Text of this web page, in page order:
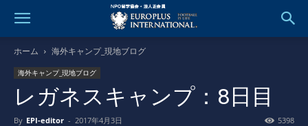
ホーム 海外キャンプ_現地ブログ
海外キャンプ_現地ブログ
レガネスキャンプ：8日目
By EPI-editor - 2017年4月3日 5398